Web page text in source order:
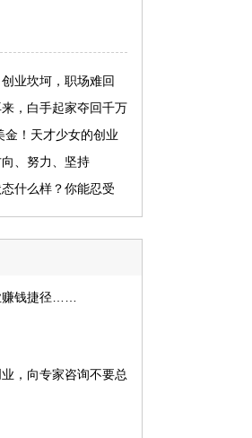
业坎坷，职场难回
，白手起家夺回千万
金！天才少女的创业
、努力、坚持
什么样？你能忍受
赚钱捷径……
，向专家咨询不要总是想得到免费指导